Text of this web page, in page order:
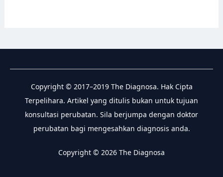
:
Copyright © 2017–2019 The Diagnosa. Hak Cipta
Terpelihara. Artikel yang ditulis bukan untuk tujuan
konsultasi perubatan. Sila berjumpa dengan doktor
perubatan bagi mengesahkan diagnosis anda.
Copyright © 2026 The Diagnosa